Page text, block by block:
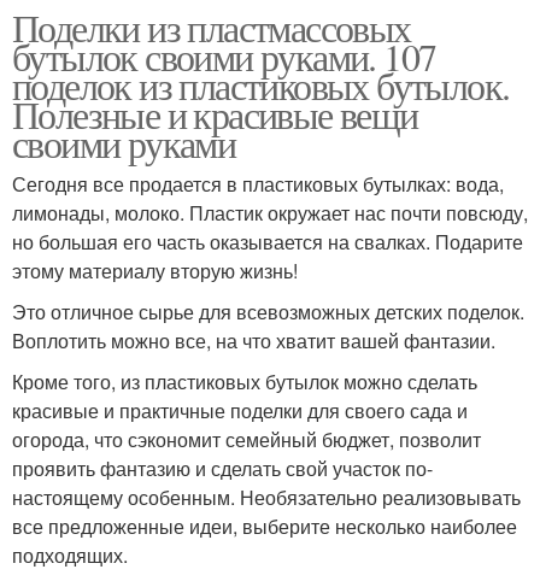
Поделки из пластмассовых
бутылок своими руками. 107
поделок из пластиковых бутылок.
Полезные и красивые вещи
своими руками
Сегодня все продается в пластиковых бутылках: вода,
лимонады, молоко. Пластик окружает нас почти повсюду,
но большая его часть оказывается на свалках. Подарите
этому материалу вторую жизнь!
Это отличное сырье для всевозможных детских поделок.
Воплотить можно все, на что хватит вашей фантазии.
Кроме того, из пластиковых бутылок можно сделать
красивые и практичные поделки для своего сада и
огорода, что сэкономит семейный бюджет, позволит
проявить фантазию и сделать свой участок по-
настоящему особенным. Необязательно реализовывать
все предложенные идеи, выберите несколько наиболее
подходящих.